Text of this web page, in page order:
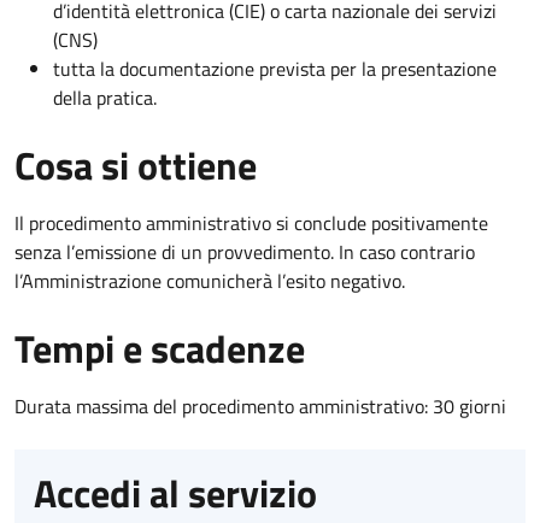
d’identità elettronica (CIE) o carta nazionale dei servizi
(CNS)
tutta la documentazione prevista per la presentazione
della pratica.
Cosa si ottiene
Il procedimento amministrativo si conclude positivamente
senza l’emissione di un provvedimento. In caso contrario
l’Amministrazione comunicherà l’esito negativo.
Tempi e scadenze
Durata massima del procedimento amministrativo: 30 giorni
Accedi al servizio